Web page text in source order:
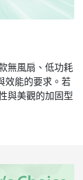
無風扇、低功耗
效能的要求。若
與美觀的加固型